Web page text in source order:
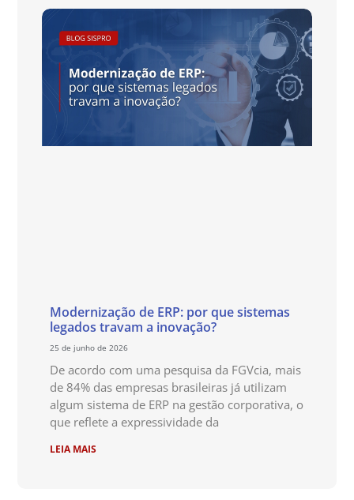
Modernização de ERP: por que sistemas
legados travam a inovação?
25 de junho de 2026
De acordo com uma pesquisa da FGVcia, mais
de 84% das empresas brasileiras já utilizam
algum sistema de ERP na gestão corporativa, o
que reflete a expressividade da
LEIA MAIS